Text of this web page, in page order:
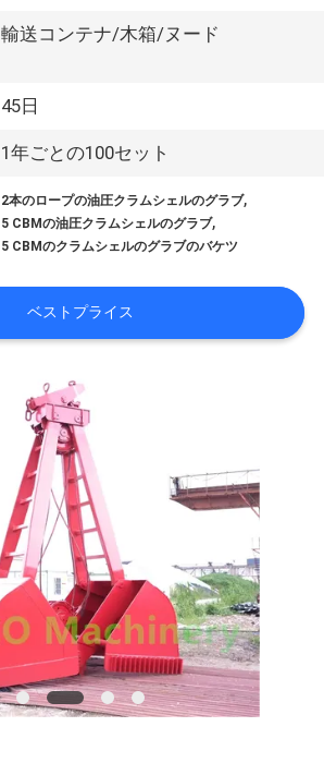
輸送コンテナ/木箱/ヌード
45日
1年ごとの100セット
2本のロープの油圧クラムシェルのグラブ,
5 CBMの油圧クラムシェルのグラブ,
5 CBMのクラムシェルのグラブのバケツ
ベストプライス